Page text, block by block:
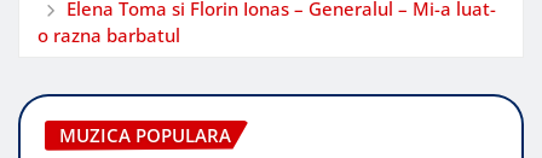
Elena Toma si Florin Ionas – Generalul – Mi-a luat-
o razna barbatul
MUZICA POPULARA